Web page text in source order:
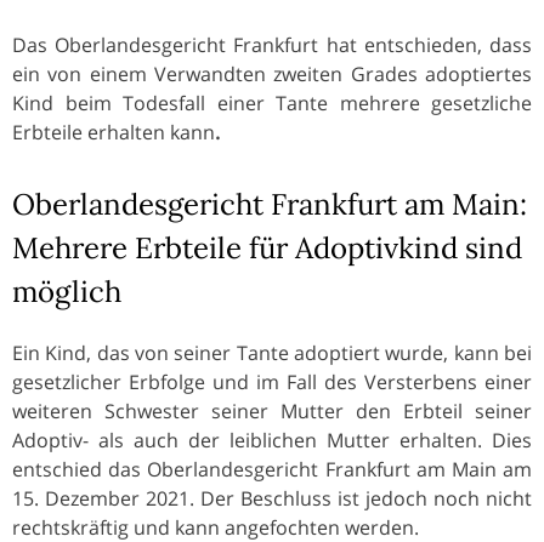
Das Oberlandesgericht Frankfurt hat entschieden, dass
ein von einem Verwandten zweiten Grades adoptiertes
Kind beim Todesfall einer Tante mehrere gesetzliche
Erbteile erhalten kann.
Oberlandesgericht Frankfurt am Main:
Mehrere Erbteile für Adoptivkind sind
möglich
Ein Kind, das von seiner Tante adoptiert wurde, kann bei
gesetzlicher Erbfolge und im Fall des Versterbens einer
weiteren Schwester seiner Mutter den Erbteil seiner
Adoptiv- als auch der leiblichen Mutter erhalten. Dies
entschied das Oberlandesgericht Frankfurt am Main am
15. Dezember 2021. Der Beschluss ist jedoch noch nicht
rechtskräftig und kann angefochten werden.